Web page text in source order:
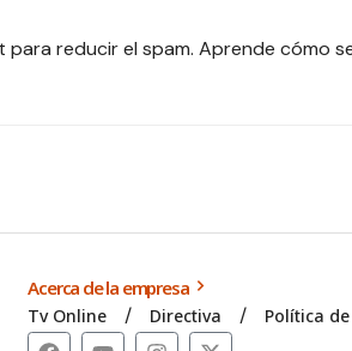
para reducir el spam. Aprende cómo
Acerca de la empresa
Tv Online Directiva Política